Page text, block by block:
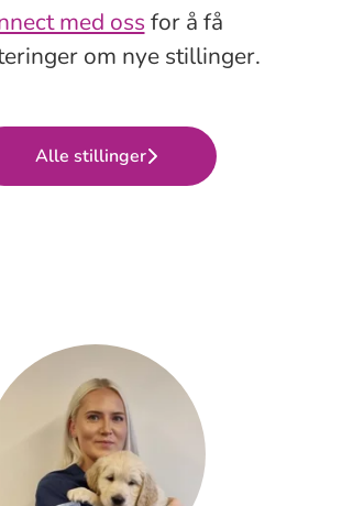
med oss for å få
om nye stillinger.
Alle stillinger